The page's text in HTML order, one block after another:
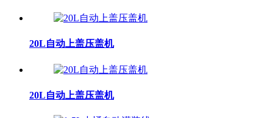
20L自动上盖压盖机
20L自动上盖压盖机